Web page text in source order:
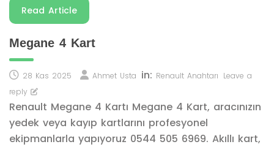
Read Article
Megane 4 Kart
28 Kas 2025 Ahmet Usta in: Renault Anahtarı Leave a
reply
Renault Megane 4 Kartı Megane 4 Kart, aracınızın
yedek veya kayıp kartlarını profesyonel
ekipmanlarla yapıyoruz 0544 505 6969. Akıllı kart,